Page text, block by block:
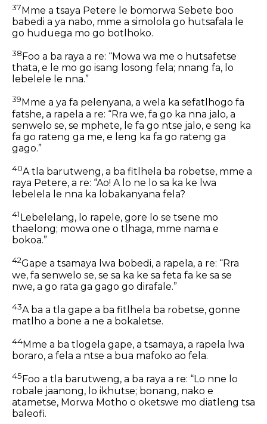
37Mme a tsaya Petere le bomorwa Sebete boo
babedi a ya nabo, mme a simolola go hutsafala le
go huduega mo go botlhoko.
38 Foo a ba raya a re: “Mowa wa me o hutsafetse
thata, e le mo go isang losong fela; nnang fa, lo
lebelele le nna.”
39 Mme a ya fa pelenyana, a wela ka sefatlhogo fa
fatshe, a rapela a re: “Rra we, fa go ka nna jalo, a
senwelo se, se mphete, le fa go ntse jalo, e seng ka
fa go rateng ga me, e leng ka fa go rateng ga
gago.”
40A tla barutweng, a ba fitlhela ba robetse, mme a
raya Petere, a re: “Ao! A lo ne lo sa ka ke lwa
lebelela le nna ka lobakanyana fela?
41 Lebelelang, lo rapele, gore lo se tsene mo
thaelong; mowa one o tlhaga, mme nama e
bokoa.”
42Gape a tsamaya lwa bobedi, a rapela, a re: “Rra
we, fa senwelo se, se sa ka ke sa feta fa ke sa se
nwe, a go rata ga gago go dirafale.”
43A ba a tla gape a ba fitlhela ba robetse, gonne
matlho a bone a ne a bokaletse.
44Mme a ba tlogela gape, a tsamaya, a rapela lwa
boraro, a fela a ntse a bua mafoko ao fela.
45 Foo a tla barutweng, a ba raya a re: “Lo nne lo
robale jaanong, lo ikhutse; bonang, nako e
atametse, Morwa Motho o oketswe mo diatleng tsa
baleofi.